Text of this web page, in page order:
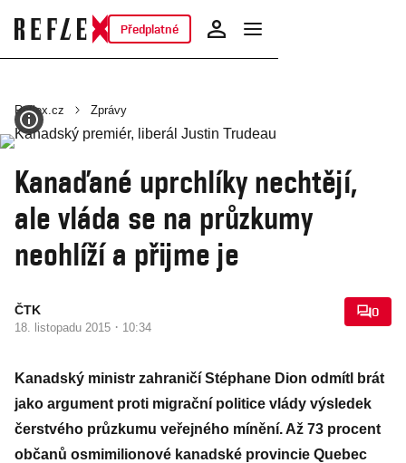
Předplatné
Reflex.cz Zprávy
Kanaďané uprchlíky nechtějí,
ale vláda se na průzkumy
neohlíží a přijme je
ČTK
18. listopadu 2015 · 10:34
0
Kanadský ministr zahraničí Stéphane Dion odmítl brát
jako argument proti migrační politice vlády výsledek
čerstvého průzkumu veřejného mínění. Až 73 procent
občanů osmimilionové kanadské provincie Quebec